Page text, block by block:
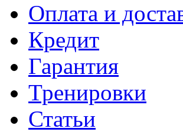
Оплата и
Кредит
Гарантия
Тренировки
Статьи